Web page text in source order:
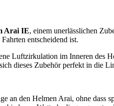
Arai IE, einem unerlässlichen
entscheidend ist.
Luftzirkulation im Inneren
dieses Zubehör perfekt in die
an den Helmen Arai, ohne dass